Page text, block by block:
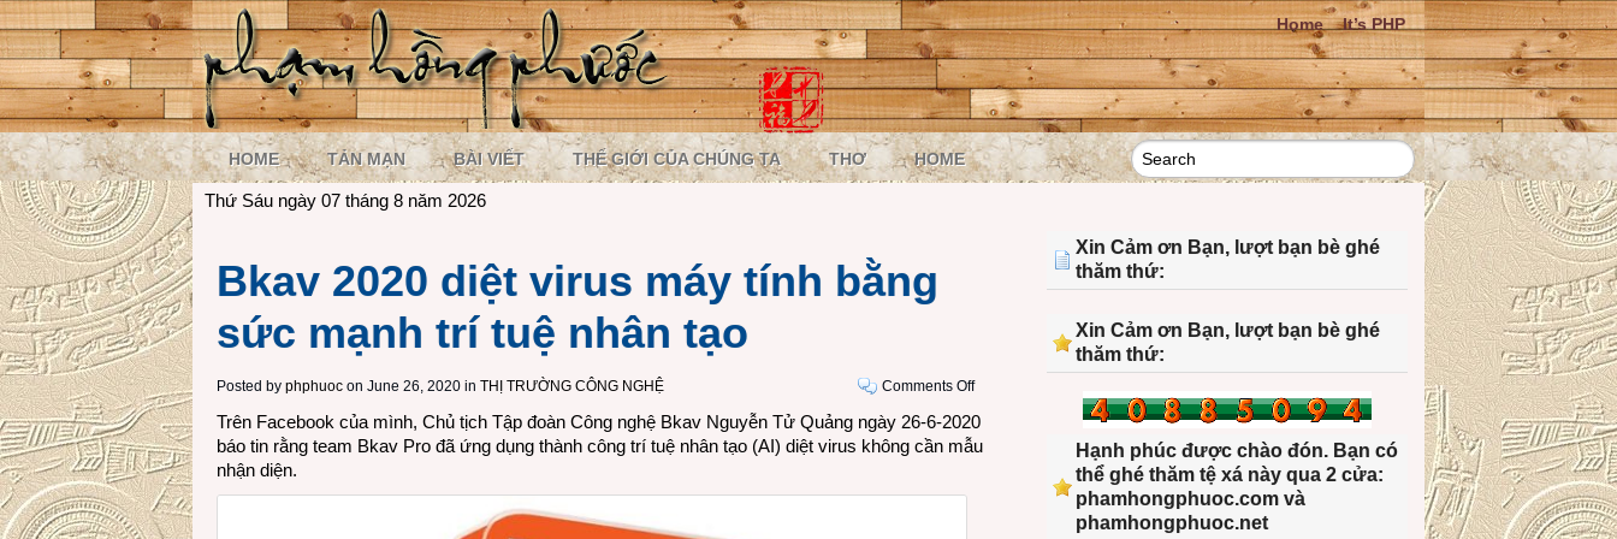
Home It’s PHP
HOME TẢN MẠN BÀI VIẾT THẾ GIỚI CỦA CHÚNG TA THƠ HOME
Thứ Sáu ngày 07 tháng 8 năm 2026
Bkav 2020 diệt virus máy tính bằng
sức mạnh trí tuệ nhân tạo
Posted by phphuoc on June 26, 2020 in THỊ TRƯỜNG CÔNG NGHỆ Comments Offon
2020
diệt
Trên Facebook của mình, Chủ tịch Tập đoàn Công nghệ Bkav Nguyễn Tử Quảng ngày 26-6-2020
báo tin rằng team Bkav Pro đã ứng dụng thành công trí tuệ nhân tạo (AI) diệt virus không cần mẫu
nhận diện.
Xin Cảm ơn Bạn, lượt bạn bè ghé
thăm thứ:
Xin Cảm ơn Bạn, lượt bạn bè ghé
thăm thứ:
Hạnh phúc được chào đón. Bạn có
thể ghé thăm tệ xá này qua 2 cửa:
phamhongphuoc.com và
phamhongphuoc.net